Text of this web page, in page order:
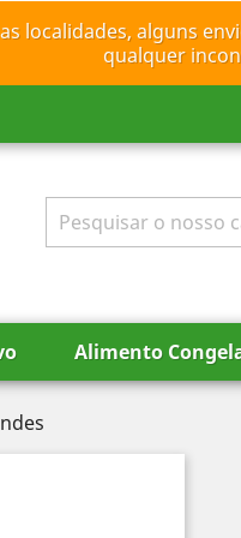
localidades, alguns
qualquer
Alimento